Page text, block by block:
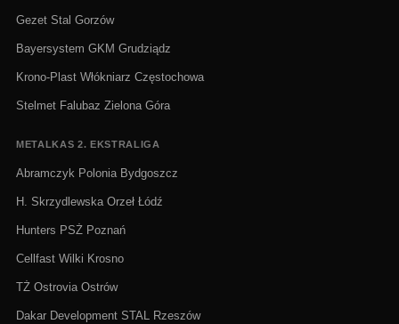
Gezet Stal Gorzów
Bayersystem GKM Grudziądz
Krono-Plast Włókniarz Częstochowa
Stelmet Falubaz Zielona Góra
METALKAS 2. EKSTRALIGA
Abramczyk Polonia Bydgoszcz
H. Skrzydlewska Orzeł Łódź
Hunters PSŻ Poznań
Cellfast Wilki Krosno
TŻ Ostrovia Ostrów
Dakar Development STAL Rzeszów